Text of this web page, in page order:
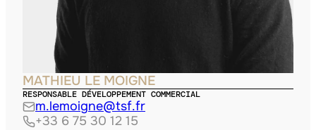
MATHIEU LE MOIGNE
RESPONSABLE DÉVELOPPEMENT COMMERCIAL
m.lemoigne@tsf.fr
+33 6 75 30 12 15